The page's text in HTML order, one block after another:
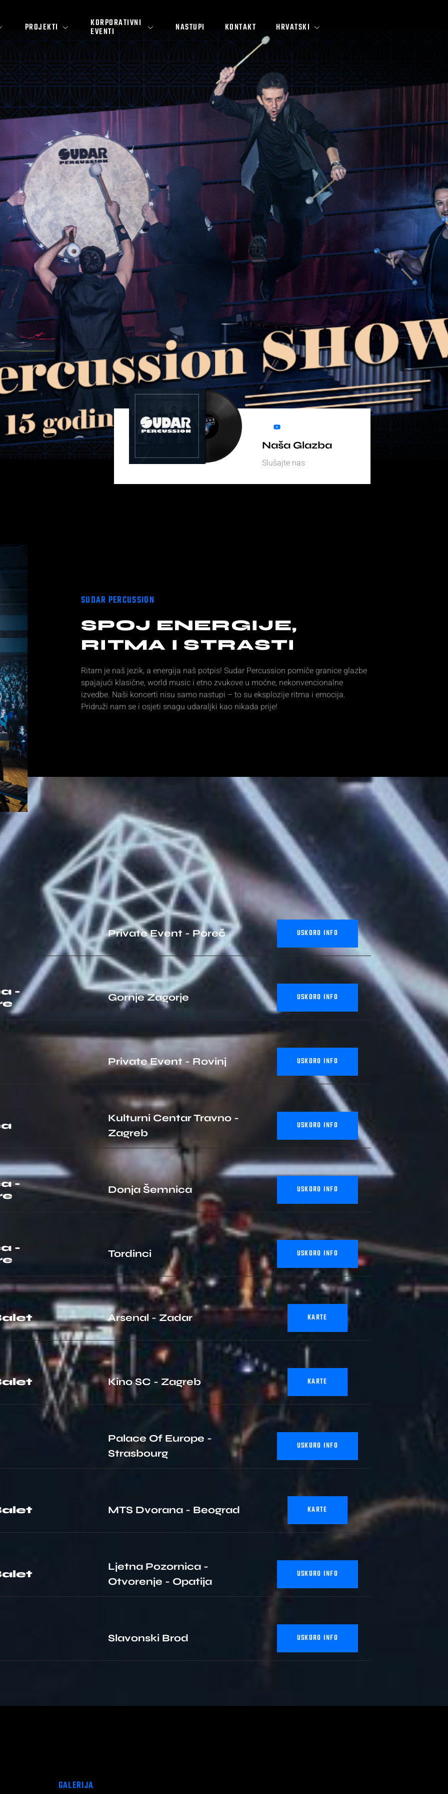
PROJEKTI KORPORATIVNI
EVENTI NASTUPI KONTAKT HRVATSKI
Naša Glazba
Slušajte nas​
SUDAR PERCUSSION
SPOJ ENERGIJE,
RITMA I STRASTI
Ritam je naš jezik, a energija naš potpis! Sudar Percussion pomiče granice glazbe
spajajući klasične, world music i etno zvukove u moćne, nekonvencionalne
izvedbe. Naši koncerti nisu samo nastupi – to su eksplozije ritma i emocija.
Pridruži nam se i osjeti snagu udaraljki kao nikada prije!
Private Event - Poreč USKORO INFO
-
Gornje Zagorje USKORO INFO
Private Event - Rovinj USKORO INFO
Kulturni Centar Travno -
Zagreb
USKORO INFO
-
Donja Šemnica USKORO INFO
-
Tordinci USKORO INFO
Arsenal - Zadar KARTE
Kino SC - Zagreb KARTE
Palace Of Europe -
Strasbourg
USKORO INFO
MTS Dvorana - Beograd KARTE
Ljetna Pozornica -
Otvorenje - Opatija
USKORO INFO
Slavonski Brod USKORO INFO
GALERIJA